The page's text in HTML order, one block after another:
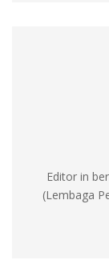
Editor in
(Lembaga